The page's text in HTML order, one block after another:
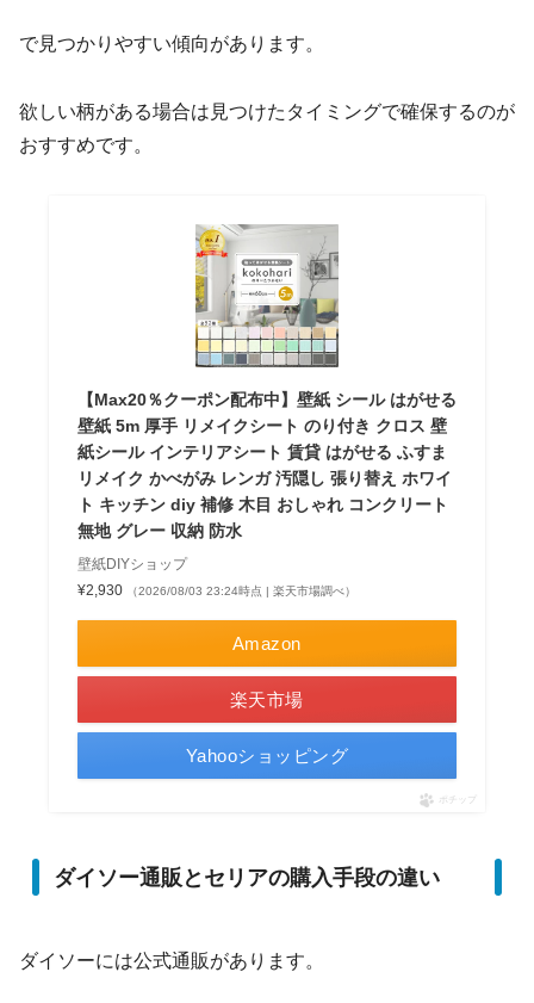
で見つかりやすい傾向があります。
欲しい柄がある場合は見つけたタイミングで確保するのが
おすすめです。
【Max20％クーポン配布中】壁紙 シール はがせる
壁紙 5m 厚手 リメイクシート のり付き クロス 壁
紙シール インテリアシート 賃貸 はがせる ふすま
リメイク かべがみ レンガ 汚隠し 張り替え ホワイ
ト キッチン diy 補修 木目 おしゃれ コンクリート
無地 グレー 収納 防水
壁紙DIYショップ
¥2,930
（2026/08/03 23:24時点 | 楽天市場調べ）
Amazon
楽天市場
Yahooショッピング
ポチップ
ダイソー通販とセリアの購入手段の違い
ダイソーには公式通販があります。